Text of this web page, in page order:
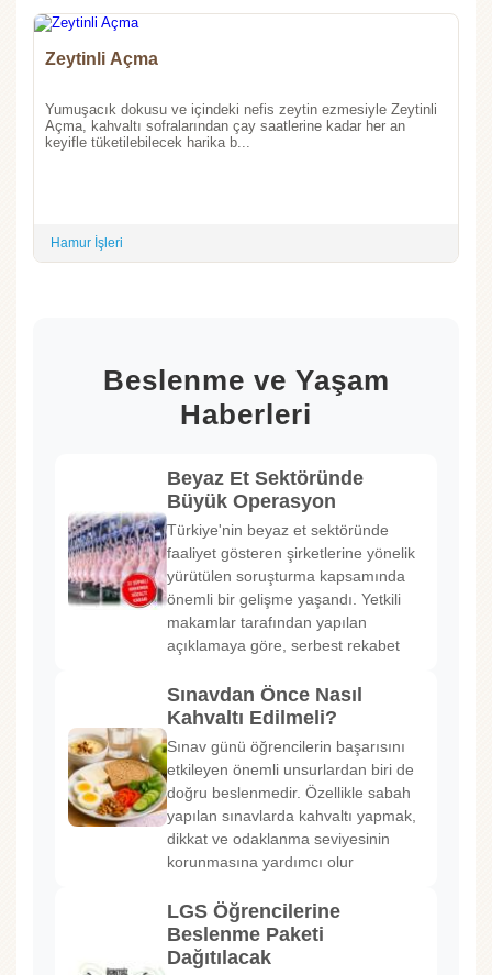
Zeytinli Açma
Yumuşacık dokusu ve içindeki nefis zeytin ezmesiyle Zeytinli
Açma, kahvaltı sofralarından çay saatlerine kadar her an
keyifle tüketilebilecek harika b...
Hamur İşleri
Beslenme ve Yaşam
Haberleri
Beyaz Et Sektöründe
Büyük Operasyon
Türkiye'nin beyaz et sektöründe
faaliyet gösteren şirketlerine yönelik
yürütülen soruşturma kapsamında
önemli bir gelişme yaşandı. Yetkili
makamlar tarafından yapılan
açıklamaya göre, serbest rekabet
Sınavdan Önce Nasıl
Kahvaltı Edilmeli?
Sınav günü öğrencilerin başarısını
etkileyen önemli unsurlardan biri de
doğru beslenmedir. Özellikle sabah
yapılan sınavlarda kahvaltı yapmak,
dikkat ve odaklanma seviyesinin
korunmasına yardımcı olur
LGS Öğrencilerine
Beslenme Paketi
Dağıtılacak